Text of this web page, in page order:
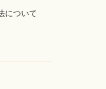
について